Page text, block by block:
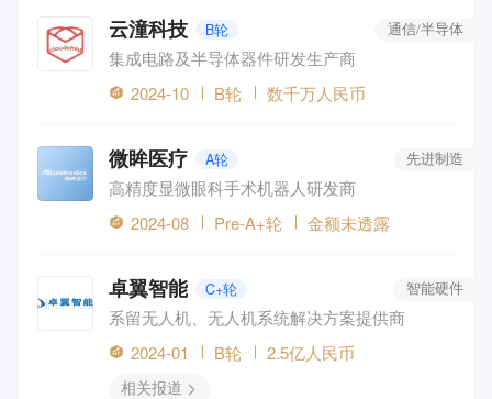
云潼科技 B轮
集成电路及半导体器件研发生产商
通信/半导体
2024-10 B轮 数千万人民币
微眸医疗 A轮
高精度显微眼科手术机器人研发商
先进制造
2024-08 Pre-A+轮 金额未透露
卓翼智能 C+轮
系留无人机、无人机系统解决方案提供商
智能硬件
2024-01 B轮 2.5亿人民币
相关报道